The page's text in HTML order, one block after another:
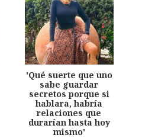
'Qué suerte que uno
sabe guardar
secretos porque si
hablara, habría
relaciones que
durarían hasta hoy
mismo'